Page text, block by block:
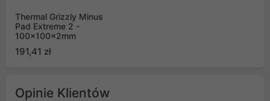
Thermal Grizzly Minus
Pad Extreme 2 -
100x100x2mm
191,41 zł
Opinie Klientów